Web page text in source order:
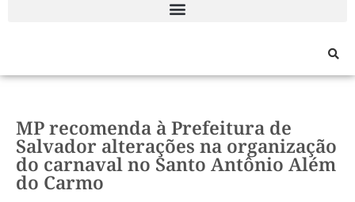
MP recomenda à Prefeitura de
Salvador alterações na organização
do carnaval no Santo Antônio Além
do Carmo